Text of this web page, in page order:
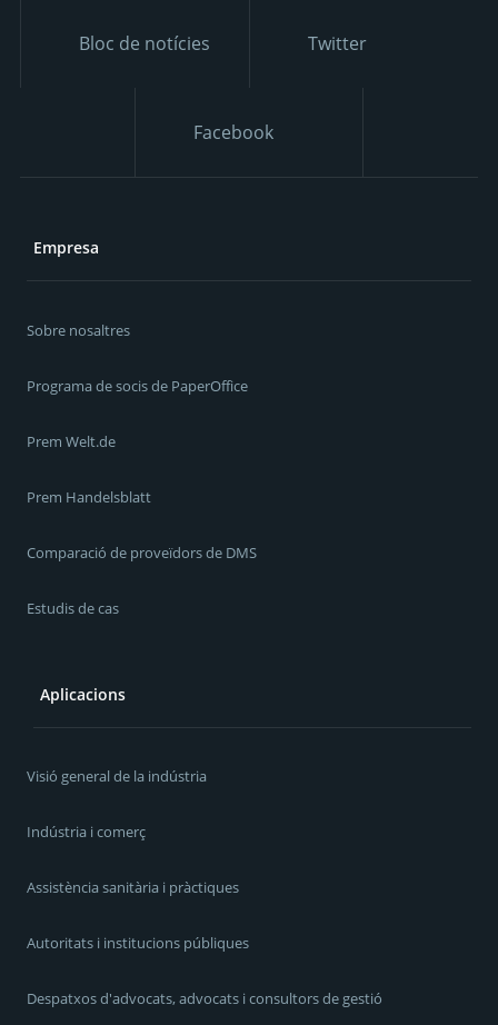
Bloc de notícies Twitter
Facebook
Empresa
Sobre nosaltres
Programa de socis de PaperOffice
Prem Welt.de
Prem Handelsblatt
Comparació de proveïdors de DMS
Estudis de cas
Aplicacions
Visió general de la indústria
Indústria i comerç
Assistència sanitària i pràctiques
Autoritats i institucions públiques
Despatxos d'advocats, advocats i consultors de gestió